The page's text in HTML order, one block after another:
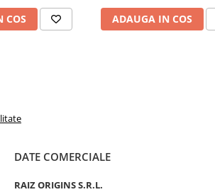
COS ADAUGA IN COS
DATE COMERCIALE
RAIZ ORIGINS S.R.L.